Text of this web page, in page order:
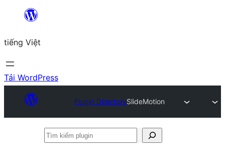
Chuyển
phần
nội
dung
tiếng Việt
Tải WordPress
Plugin DirectorySlideMotion
Tìm